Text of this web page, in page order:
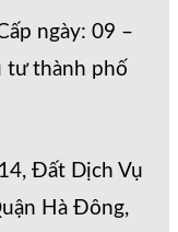
ngày: 09 –
tư thành phố
Đất Dịch Vụ
Hà Đông,